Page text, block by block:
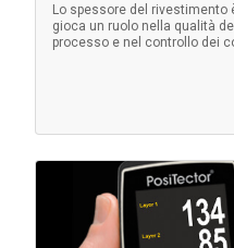
Custodie Pelican
Custodie Pelican
di un inserto in schiuma
in modo sicuro lo
Lo spessore del rivestimento
gioca un ruolo nella qualità
processo e nel controllo dei